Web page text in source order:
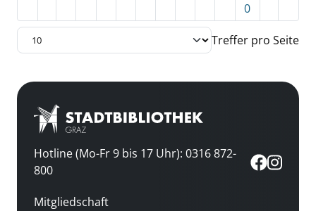
0
Treffer pro Seite
Hotline (Mo-Fr 9 bis 17 Uhr): 0316 872-
800
Mitgliedschaft